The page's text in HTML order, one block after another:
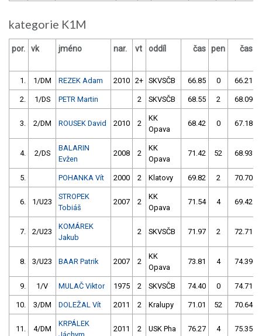
kategorie K1M
por. vk jméno nar. vt oddíl čas pen čas
1. 1/DM REZEK Adam 2010 2+ SKVSČB 66.85 0 66.21
2. 1/DS PETR Martin 2 SKVSČB 68.55 2 68.09
3. 2/DM ROUSEK David 2010 2
KK
Opava
68.42 0 67.18
4. 2/DS
BALARIN
Evžen
2008 2
KK
Opava
71.42 52 68.93
5. POHANKA Vít 2000 2 Klatovy 69.82 2 70.70
6. 1/U23
STROPEK
Tobiáš
2007 2
KK
Opava
71.54 4 69.42
7. 2/U23
KOMÁREK
Jakub
2 SKVSČB 71.97 2 72.71
8. 3/U23 BAAR Patrik 2007 2
KK
Opava
73.81 4 74.39
9. 1/V MULAČ Viktor 1975 2 SKVSČB 74.40 0 74.71
10. 3/DM DOLEŽAL Vít 2011 2 Kralupy 71.01 52 70.64
11. 4/DM
KRPÁLEK
2011 2 USK Pha 76.27 4 75.35